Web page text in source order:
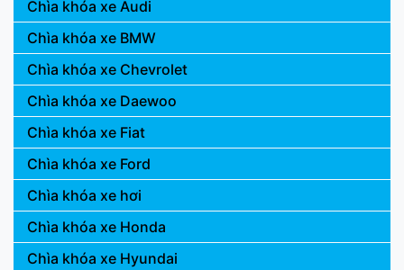
Chìa khóa xe Audi
Chìa khóa xe BMW
Chìa khóa xe Chevrolet
Chìa khóa xe Daewoo
Chìa khóa xe Fiat
Chìa khóa xe Ford
Chìa khóa xe hơi
Chìa khóa xe Honda
Chìa khóa xe Hyundai